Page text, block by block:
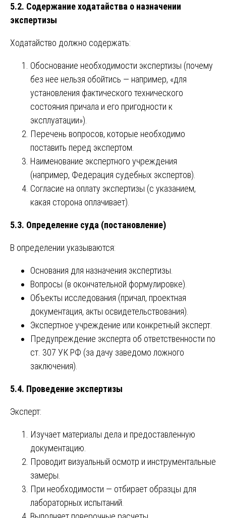
5.2. Содержание ходатайства о назначении
экспертизы
Ходатайство должно содержать:
Обоснование необходимости экспертизы (почему
без нее нельзя обойтись — например, «для
установления фактического технического
состояния причала и его пригодности к
эксплуатации»).
Перечень вопросов, которые необходимо
поставить перед экспертом.
Наименование экспертного учреждения
(например, Федерация судебных экспертов).
Согласие на оплату экспертизы (с указанием,
какая сторона оплачивает).
5.3. Определение суда (постановление)
В определении указываются:
Основания для назначения экспертизы.
Вопросы (в окончательной формулировке).
Объекты исследования (причал, проектная
документация, акты освидетельствования).
Экспертное учреждение или конкретный эксперт.
Предупреждение эксперта об ответственности по
ст. 307 УК РФ (за дачу заведомо ложного
заключения).
5.4. Проведение экспертизы
Эксперт:
Изучает материалы дела и предоставленную
документацию.
Проводит визуальный осмотр и инструментальные
замеры.
При необходимости — отбирает образцы для
лабораторных испытаний.